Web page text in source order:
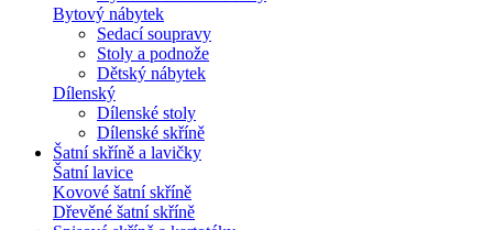
Bytový nábytek
Sedací soupravy
Stoly a podnože
Dětský nábytek
Dílenský
Dílenské stoly
Dílenské skříně
Šatní skříně a lavičky
Šatní lavice
Kovové šatní skříně
Dřevěné šatní skříně